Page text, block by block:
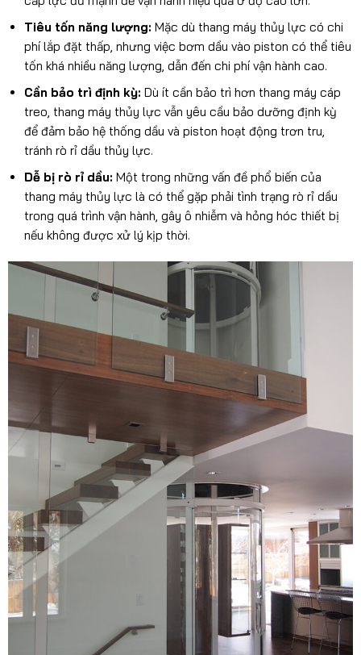
Tiêu tốn năng lượng: Mặc dù thang máy thủy lực có chi
phí lắp đặt thấp, nhưng việc bơm dầu vào piston có thể tiêu
tốn khá nhiều năng lượng, dẫn đến chi phí vận hành cao.
Cần bảo trì định kỳ: Dù ít cần bảo trì hơn thang máy cáp
treo, thang máy thủy lực vẫn yêu cầu bảo dưỡng định kỳ
để đảm bảo hệ thống dầu và piston hoạt động trơn tru,
tránh rò rỉ dầu thủy lực.
Dễ bị rò rỉ dầu: Một trong những vấn đề phổ biến của
thang máy thủy lực là có thể gặp phải tình trạng rò rỉ dầu
trong quá trình vận hành, gây ô nhiễm và hỏng hóc thiết bị
nếu không được xử lý kịp thời.